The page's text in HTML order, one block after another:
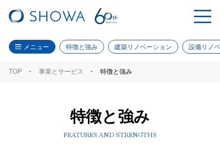
メニュー 特徴と強み 建築リノベーション 設備リノ
TOP 事業とサービス 特徴と強み
特徴と強み
FEATURES AND STRENGTHS